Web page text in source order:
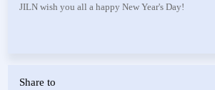
JILN wish you all a happy New Year's Day!
Share to